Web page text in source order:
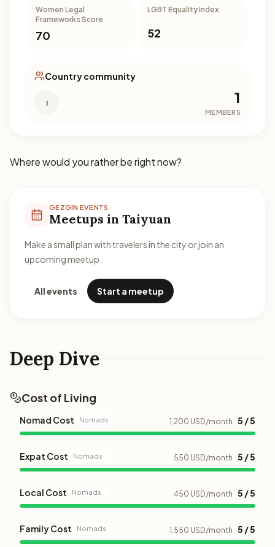
Deep Dive
Cost of Living
Nomad Cost Nomads 1,200 USD/month 5 / 5
Expat Cost Nomads 550 USD/month 5 / 5
Local Cost Nomads 450 USD/month 5 / 5
Family Cost Nomads 1,550 USD/month 5 / 5
Women Legal
Frameworks Score
70
LGBT Equality Index
52
Country community
I 1
MEMBERS
Where would you rather be right now?
GEZGIN EVENTS
Meetups in Taiyuan
Make a small plan with travelers in the city or join an
upcoming meetup.
All events Start a meetup